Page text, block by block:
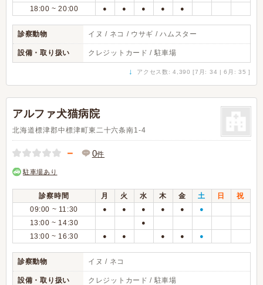
18:00 ~ 20:00 ● ● ● ● ●
診察動物 イヌ / ネコ / ウサギ / ハムスター
設備・取り扱い クレジットカード / 駐車場
↓ アクセス数: 4,390 [7月: 34 | 6月: 35 ]
アルファ犬猫病院
北海道標津郡中標津町東二十六条南1-4
－ 0件
駐車場あり
診察時間 月 火 水 木 金 土 日
祝
09:00 ~ 11:30
● ● ● ● ● ●
13:00 ~ 14:30 ●
13:00 ~ 16:30 ● ● ● ● ●
診察動物 イヌ / ネコ
設備・取り扱い クレジットカード / 駐車場